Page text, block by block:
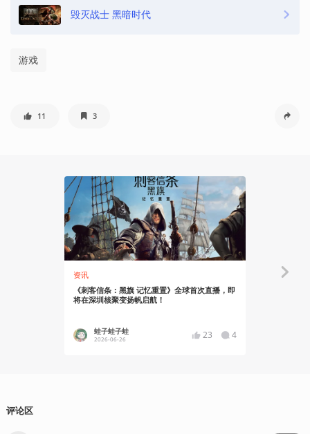
毁灭战士 黑暗时代
游戏
11 3
资讯
《刺客信条：黑旗 记忆重置》全球首次直播，即
将在深圳核聚变扬帆启航！
蛙子蛙子蛙
2026-06-26 23 4
特别企划
评论区